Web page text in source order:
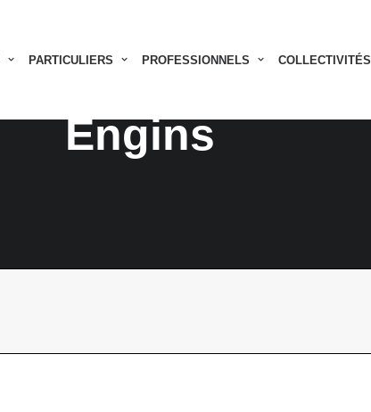
PARTICULIERS PROFESSIONNELS COLLECTIVITÉS
Engins